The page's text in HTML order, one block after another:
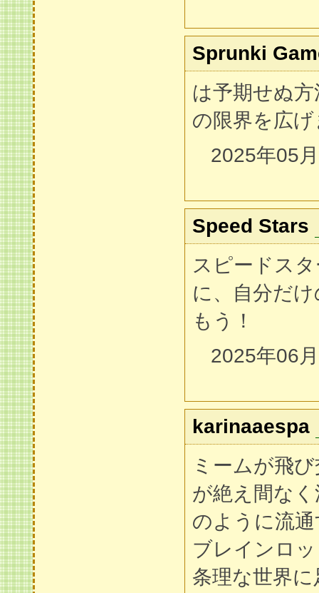
Sprunki
は予期せぬ
の限界を広
2025年05
Speed Stars
スピードス
に、自分だ
もう！
2025年06
karinaaespa
ミームが飛
が絶え間な
のように流
ブレインロ
条理な世界